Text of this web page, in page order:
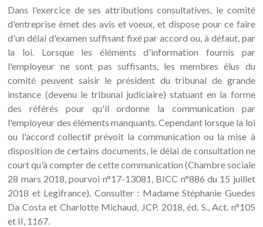
Dans l'exercice de ses attributions consultatives, le comité
d'entreprise émet des avis et voeux, et dispose pour ce faire
d'un délai d'examen suffisant fixé par accord ou, à défaut, par
la loi. Lorsque les éléments d'information fournis par
l'employeur ne sont pas suffisants, les membres élus du
comité peuvent saisir le président du tribunal de grande
instance (devenu le tribunal judiciaire) statuant en la forme
des référés pour qu'il ordonne la communication par
l'employeur des éléments manquants. Cependant lorsque la loi
ou l'accord collectif prévoit la communication ou la mise à
disposition de certains documents, le délai de consultation ne
court qu'à compter de cette communication (Chambre sociale
28 mars 2018, pourvoi n°17-13081, BICC n°886 du 15 juillet
2018 et Legifrance). Consulter : Madame Stéphanie Guedes
Da Costa et Charlotte Michaud, JCP. 2018, éd. S., Act. n°105
et II, 1167.